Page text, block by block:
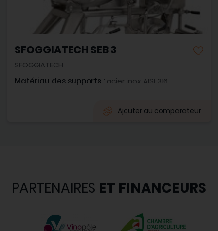
SFOGGIATECH SEB 3
SFOGGIATECH
Matériau des supports : acier inox AISI 316
Ajouter au comparateur
PARTENAIRES ET FINANCEURS